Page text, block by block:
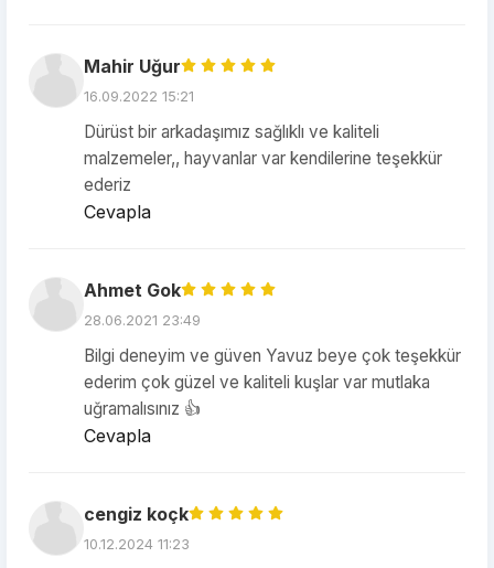
Mahir Uğur
16.09.2022 15:21
Dürüst bir arkadaşımız sağlıklı ve kaliteli
malzemeler,, hayvanlar var kendilerine teşekkür
ederiz
Cevapla
Ahmet Gok
28.06.2021 23:49
Bilgi deneyim ve güven Yavuz beye çok teşekkür
ederim çok güzel ve kaliteli kuşlar var mutlaka
uğramalısınız 👍
Cevapla
cengiz koçk
10.12.2024 11:23